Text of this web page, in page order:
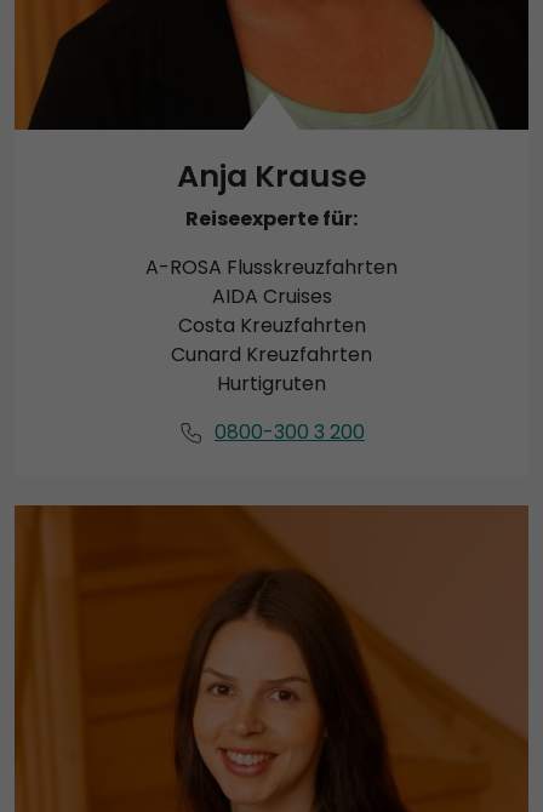
Anja Krause
Reiseexperte für:
A-ROSA Flusskreuzfahrten
AIDA Cruises
Costa Kreuzfahrten
Cunard Kreuzfahrten
Hurtigruten
0800-300 3 200